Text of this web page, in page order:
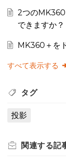
2つのMK360
できますか？
MK360＋を
すべて表示する
タグ
投影
関連する記